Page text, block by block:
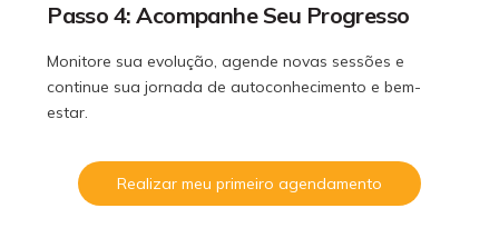
Passo 4: Acompanhe Seu Progresso
Monitore sua evolução, agende novas sessões e
continue sua jornada de autoconhecimento e bem-
estar.
Realizar meu primeiro agendamento